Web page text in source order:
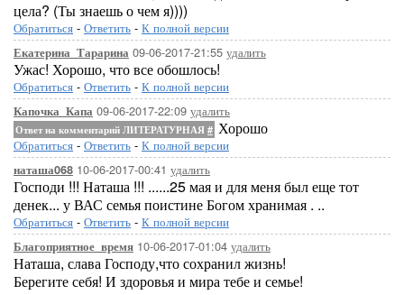
цела? (Ты знаешь о чем я))))
Обратиться - Ответить - К полной версии
Екатерина_Тарарина 09-06-2017-21:55 удалить
Ужас! Хорошо, что все обошлось!
Обратиться - Ответить - К полной версии
Капочка_Капа 09-06-2017-22:09 удалить
Ответ на комментарий ЛИТЕРАТУРНАЯ # Хорошо
Обратиться - Ответить - К полной версии
наташа068 10-06-2017-00:41 удалить
Господи !!! Наташа !!! ......25 мая и для меня был еще тот
денек... у ВАС семья поистине Богом хранимая . ..
Обратиться - Ответить - К полной версии
Благоприятное_время 10-06-2017-01:04 удалить
Наташа, слава Господу,что сохранил жизнь!
Берегите себя! И здоровья и мира тебе и семье!